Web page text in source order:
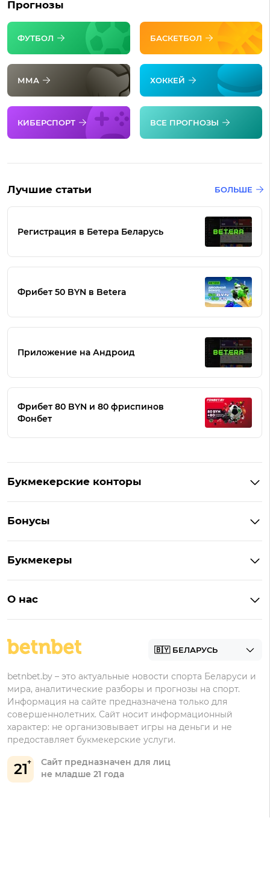
Прогнозы
ФУТБОЛ БАСКЕТБОЛ
ММА ХОККЕЙ
КИБЕРСПОРТ ВСЕ ПРОГНОЗЫ
Лучшие статьи БОЛЬШЕ
Регистрация в Бетера Беларусь
Фрибет 50 BYN в Betera
Приложение на Андроид
Фрибет 80 BYN и 80 фриспинов
Фонбет
Букмекерские конторы
Букмекеры на Андроид
БК для ставок на киберспорт
Бонусы
Бонус на депозит
Бонусы Бетера
Бонусы Винлайн
Букмекеры
Марафонбет
О нас
21
Сайт предназначен для лиц
не младше 21 года
betnbet.by – это актуальные новости спорта Беларуси и
мира, аналитические разборы и прогнозы на спорт.
Информация на сайте предназначена только для
совершеннолетних. Сайт носит информационный
характер: не организовывает игры на деньги и не
предоставляет букмекерские услуги.